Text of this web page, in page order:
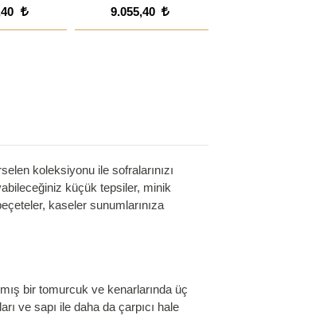
9.055,40
koleksiyonu ile sofralarınızı
küçük tepsiler, minik
kaseler sunumlarınıza
bir tomurcuk ve kenarlarında üç
ve sapı ile daha da çarpıcı hale